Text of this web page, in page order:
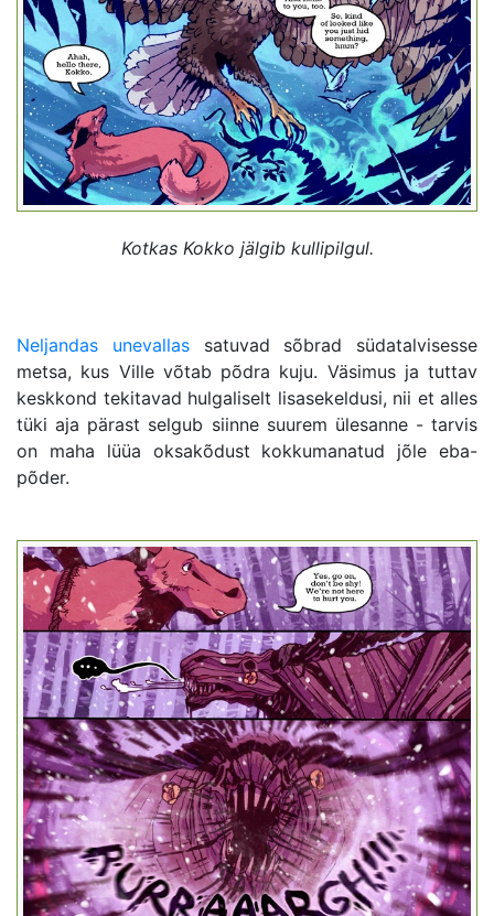
Kotkas Kokko jälgib kullipilgul.
Neljandas unevallassatuvad sõbrad südatalvisesse
metsa, kus Ville võtab põdra kuju. Väsimus ja tuttav
keskkond tekitavad hulgaliselt lisasekeldusi, nii et alles
tüki aja pärast selgub siinne suurem ülesanne - tarvis
on maha lüüa oksakõdust kokkumanatud jõle eba-
põder.